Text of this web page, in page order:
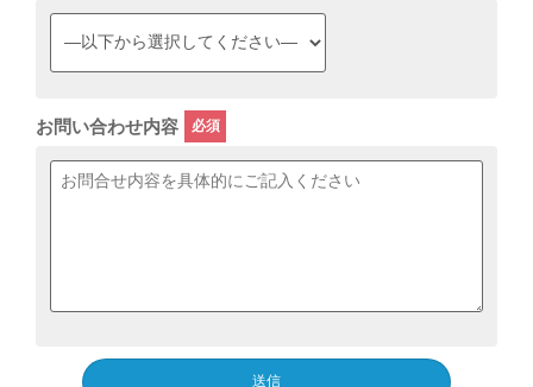
お問い合わせ内容